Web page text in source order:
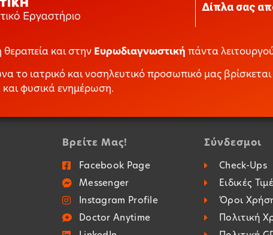
Δίπλα σας
και στην Ευρωδιαγνωστική πάντα
το ιατρικό και νοσηλευτικό προσωπικό μας βρίσκεται
φυσικά ενημέρωση.
Βρείτε Μας!
Facebook Page
Messenger
Instagram Profile
Doctor Anytime
Σύνδεσμοι
Check-Ups
Ειδικές
Όροι
Πολιτική